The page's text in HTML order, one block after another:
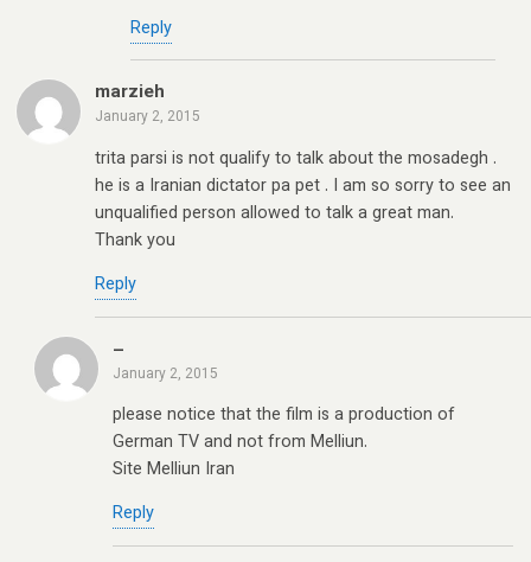
Reply
marzieh
January 2, 2015
trita parsi is not qualify to talk about the mosadegh .
he is a Iranian dictator pa pet . I am so sorry to see an
unqualified person allowed to talk a great man.
Thank you
Reply
–
January 2, 2015
please notice that the film is a production of
German TV and not from Melliun.
Site Melliun Iran
Reply